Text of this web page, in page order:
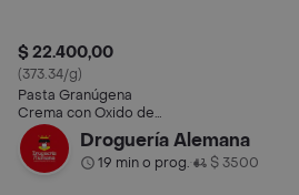
$ 22.400,00
(373.34/g)
Pasta Granúgena
Crema con Oxido de
Zinc
Droguería Alemana
19 min o prog.• $ 3500